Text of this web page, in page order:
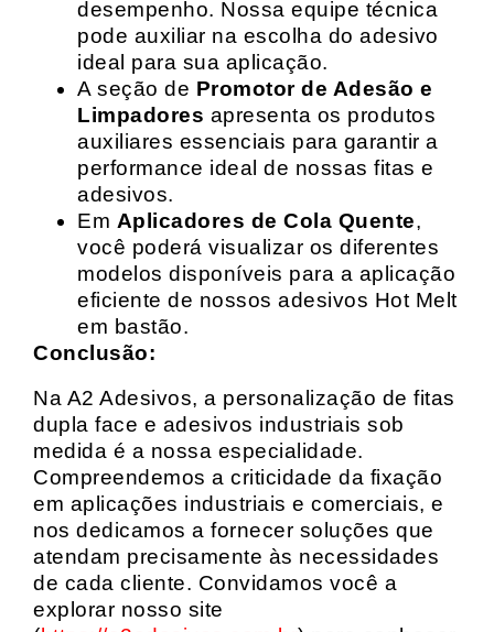
desempenho. Nossa equipe técnica
pode auxiliar na escolha do adesivo
ideal para sua aplicação.
A seção de Promotor de Adesão e
Limpadores apresenta os produtos
auxiliares essenciais para garantir a
performance ideal de nossas fitas e
adesivos.
Em Aplicadores de Cola Quente,
você poderá visualizar os diferentes
modelos disponíveis para a aplicação
eficiente de nossos adesivos Hot Melt
em bastão.
Conclusão:
Na A2 Adesivos, a personalização de fitas
dupla face e adesivos industriais sob
medida é a nossa especialidade.
Compreendemos a criticidade da fixação
em aplicações industriais e comerciais, e
nos dedicamos a fornecer soluções que
atendam precisamente às necessidades
de cada cliente. Convidamos você a
explorar nosso site